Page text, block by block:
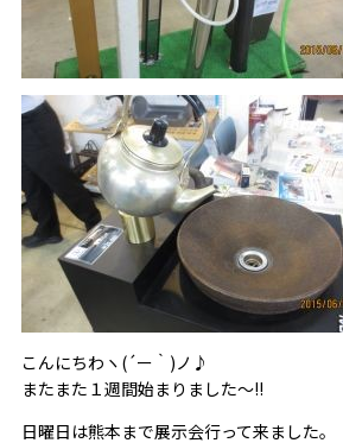
こんにちわヽ(´ー｀)ノ♪
またまた１週間始まりました～!!
日曜日は熊本まで展示会行って来ました。